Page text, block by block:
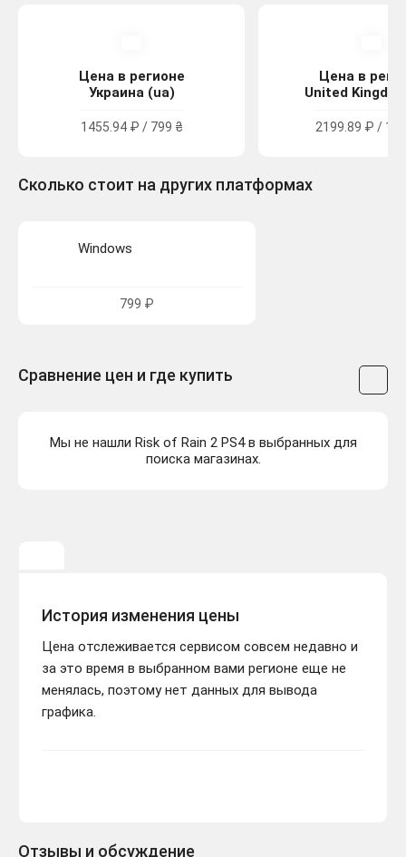
Цена в регионе
Украина (ua)
1455.94 ₽ / 799 ₴
Цена в
United
2199.89 ₽ /
Сколько стоит на других платформах
Windows
799 ₽
Сравнение цен и где купить
Мы не нашли Risk of Rain 2 PS4 в выбранных для
поиска магазинах.
История изменения цены
Цена отслеживается сервисом совсем недавно и
за это время в выбранном вами регионе еще не
менялась, поэтому нет данных для вывода
графика.
Отзывы и обсуждение